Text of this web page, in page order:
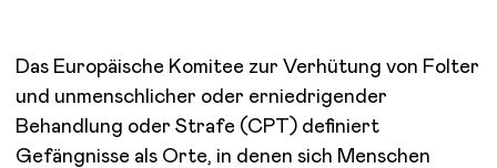
Das Europäische Komitee zur Verhütung von Folter
und unmenschlicher oder erniedrigender
Behandlung oder Strafe (CPT) definiert
Gefängnisse als Orte, in denen sich Menschen